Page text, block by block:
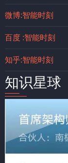
微博:智能时刻
百度 :智能时刻
知乎:智能时刻
知识星球